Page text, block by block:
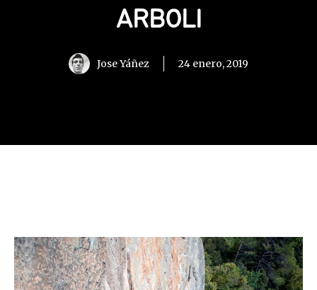
ARBOLI
Jose Yáñez 24 enero, 2019